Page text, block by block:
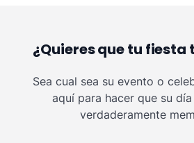
¿Quieres que tu fiesta
Sea cual sea su evento o
aquí para hacer que su
verdaderamente